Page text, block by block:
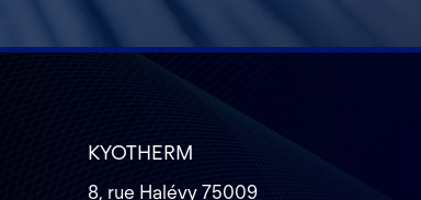
KYOTHERM
8, rue Halévy 75009